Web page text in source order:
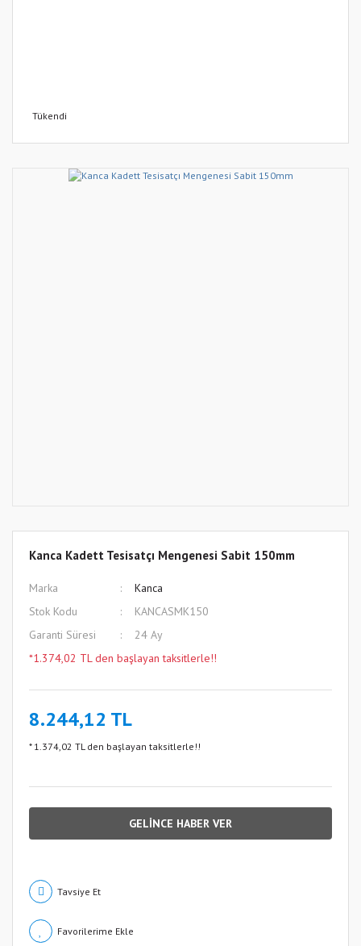
Tükendi
Kanca Kadett Tesisatçı Mengenesi Sabit 150mm
Marka
Kanca
Stok Kodu
KANCASMK150
Garanti Süresi
24 Ay
*1.374,02 TL den başlayan taksitlerle!!
8.244,12 TL
* 1.374,02 TL den başlayan taksitlerle!!
GELİNCE HABER VER
Tavsiye Et